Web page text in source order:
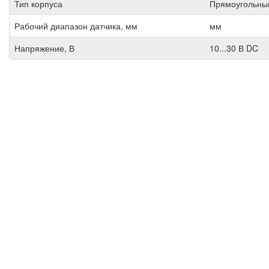
Тип корпуса
Рабочий диапазон датчика, мм
мм
Напряжение, В
10...30 В DC